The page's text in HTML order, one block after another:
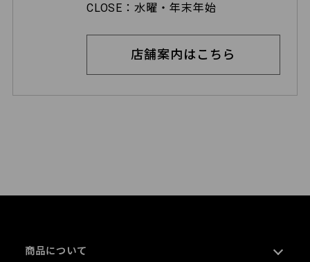
CLOSE：水曜・年末年始
店舗案内はこちら
商品について